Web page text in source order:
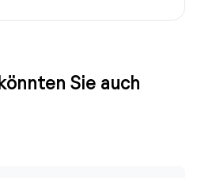
Sie auch